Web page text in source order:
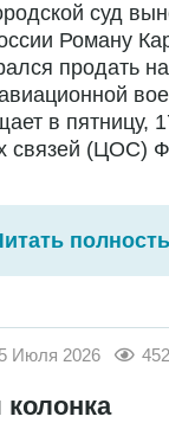
суд
Роману
продать
в пятницу,
связей (ЦОС)
Июля 2026